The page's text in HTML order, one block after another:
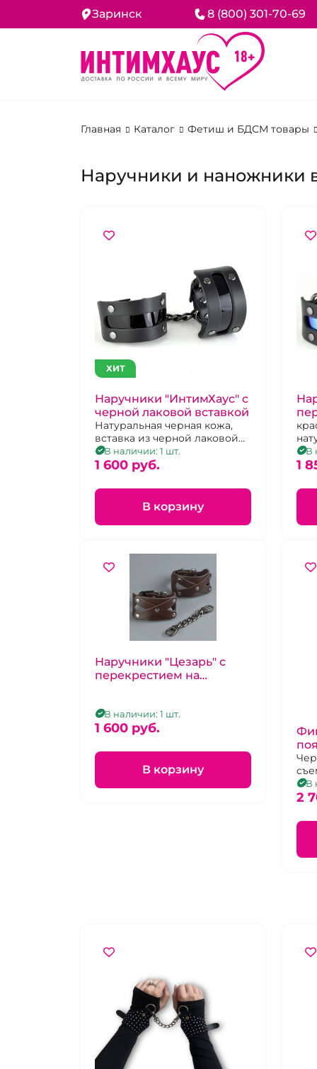
Заринск 8 (800) 301-70-69
Главная Каталог Фетиш и БДСМ товары
Наручники и наножники
ХИТ
Наручники "ИнтимХаус" с
черной лаковой вставкой
Натуральная черная кожа,
вставка из черной лаковой
экокожи
В наличии: 1 шт.
1 600 pуб.
В корзину
из
В
1
Наручники "Цезарь" с
перекрестием на
В наличии: 1 шт.
1 600 pуб.
В корзину
В
2